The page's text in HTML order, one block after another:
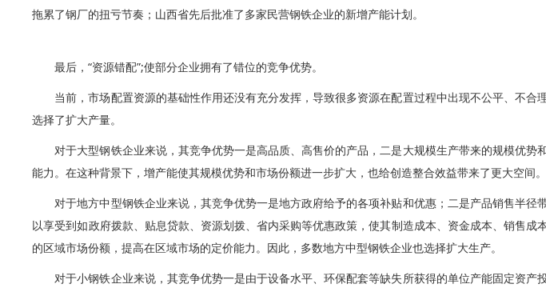
拖累了钢厂的扭亏节奏；山西省先后批准了多家民营钢铁企业的新增产能计划。
最后，“资源错配”;使部分企业拥有了错位的竞争优势。
当前，市场配置资源的基础性作用还没有充分发挥，导致很多资源在配置过程中出现不公平、不
选择了扩大产量。
对于大型钢铁企业来说，其竞争优势一是高品质、高售价的产品，二是大规模生产带来的规模优
能力。在这种背景下，增产能使其规模优势和市场份额进一步扩大，也给创造整合效益带来了更大空间
对于地方中型钢铁企业来说，其竞争优势一是地方政府给予的各项补贴和优惠；二是产品销售半
以享受到如政府拨款、贴息贷款、资源划拨、省内采购等优惠政策，使其制造成本、资金成本、销售
的区域市场份额，提高在区域市场的定价能力。因此，多数地方中型钢铁企业也选择扩大生产。
对于小钢铁企业来说，其竞争优势一是由于设备水平、环保配套等缺失所获得的单位产能固定资